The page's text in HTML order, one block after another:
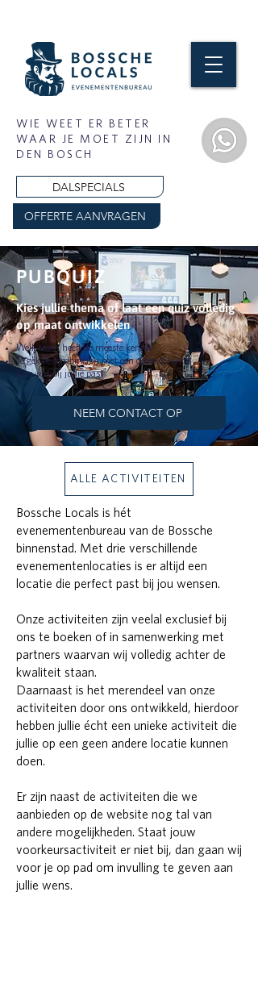
WIE WEET ER BETER
WAAR JE MOET ZIJN IN
DEN BOSCH
DALSPECIALS
OFFERTE AANVRAGEN
PUBQUIZ
Kies jullie thema of laat een quiz volledig
op maat ontwikkelen
Welk team heeft de meeste kennis
Te gek te combineren met een diner of lunch
Kies wat bij jullie past
NEEM CONTACT OP
ALLE ACTIVITEITEN
Bossche Locals is hét
evenementenbureau van de Bossche
binnenstad. Met drie verschillende
evenementenlocaties is er altijd een
locatie die perfect past bij jou wensen.
Onze activiteiten zijn veelal exclusief bij
ons te boeken of in samenwerking met
partners waarvan wij volledig achter de
kwaliteit staan.
Daarnaast is het merendeel van onze
activiteiten door ons ontwikkeld, hierdoor
hebben jullie écht een unieke activiteit die
jullie op een geen andere locatie kunnen
doen.
Er zijn naast de activiteiten die we
aanbieden op de website nog tal van
andere mogelijkheden. Staat jouw
voorkeursactiviteit er niet bij, dan gaan wij
voor je op pad om invulling te geven aan
jullie wens.